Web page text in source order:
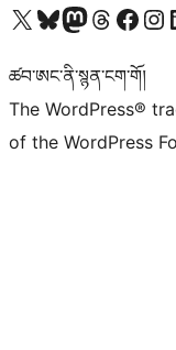
Visit our X (formerly Twitter) account
Visit our Bluesky account
Visit our Mastodon account
Visit our Threads
Visit our Facebook page
Visit
ཚབ་ཨང་ནི་སྙན་ངག་གོ།
The WordPress®
of the WordPress